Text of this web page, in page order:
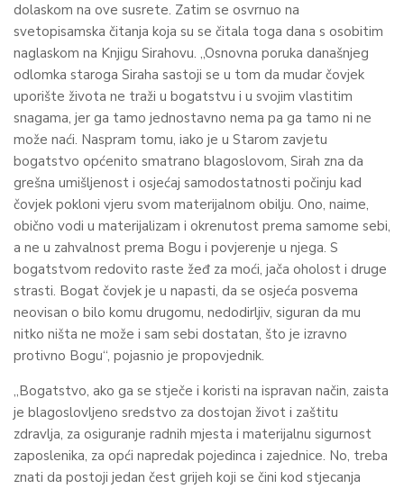
dolaskom na ove susrete. Zatim se osvrnuo na
svetopisamska čitanja koja su se čitala toga dana s osobitim
naglaskom na Knjigu Sirahovu. „Osnovna poruka današnjeg
odlomka staroga Siraha sastoji se u tom da mudar čovjek
uporište života ne traži u bogatstvu i u svojim vlastitim
snagama, jer ga tamo jednostavno nema pa ga tamo ni ne
može naći. Naspram tomu, iako je u Starom zavjetu
bogatstvo općenito smatrano blagoslovom, Sirah zna da
grešna umišljenost i osjećaj samodostatnosti počinju kad
čovjek pokloni vjeru svom materijalnom obilju. Ono, naime,
obično vodi u materijalizam i okrenutost prema samome sebi,
a ne u zahvalnost prema Bogu i povjerenje u njega. S
bogatstvom redovito raste žeđ za moći, jača oholost i druge
strasti. Bogat čovjek je u napasti, da se osjeća posvema
neovisan o bilo komu drugomu, nedodirljiv, siguran da mu
nitko ništa ne može i sam sebi dostatan, što je izravno
protivno Bogu“, pojasnio je propovjednik.
„Bogatstvo, ako ga se stječe i koristi na ispravan način, zaista
je blagoslovljeno sredstvo za dostojan život i zaštitu
zdravlja, za osiguranje radnih mjesta i materijalnu sigurnost
zaposlenika, za opći napredak pojedinca i zajednice. No, treba
znati da postoji jedan čest grijeh koji se čini kod stjecanja